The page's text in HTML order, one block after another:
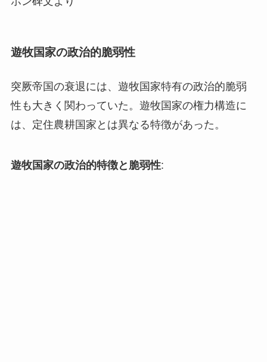
遊牧国家の政治的脆弱性
突厥帝国の衰退には、遊牧国家特有の政治的脆弱
性も大きく関わっていた。遊牧国家の権力構造に
は、定住農耕国家とは異なる特徴があった。
遊牧国家の政治的特徴と脆弱性: